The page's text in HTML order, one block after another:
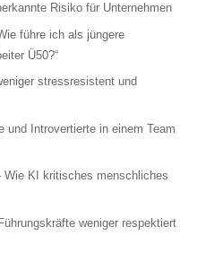
Risiko für Unternehmen
führe ich als jüngere
Ü50?“
stressresistent und
und Introvertierte in einem Team
Wie KI kritisches menschliches
weniger respektiert